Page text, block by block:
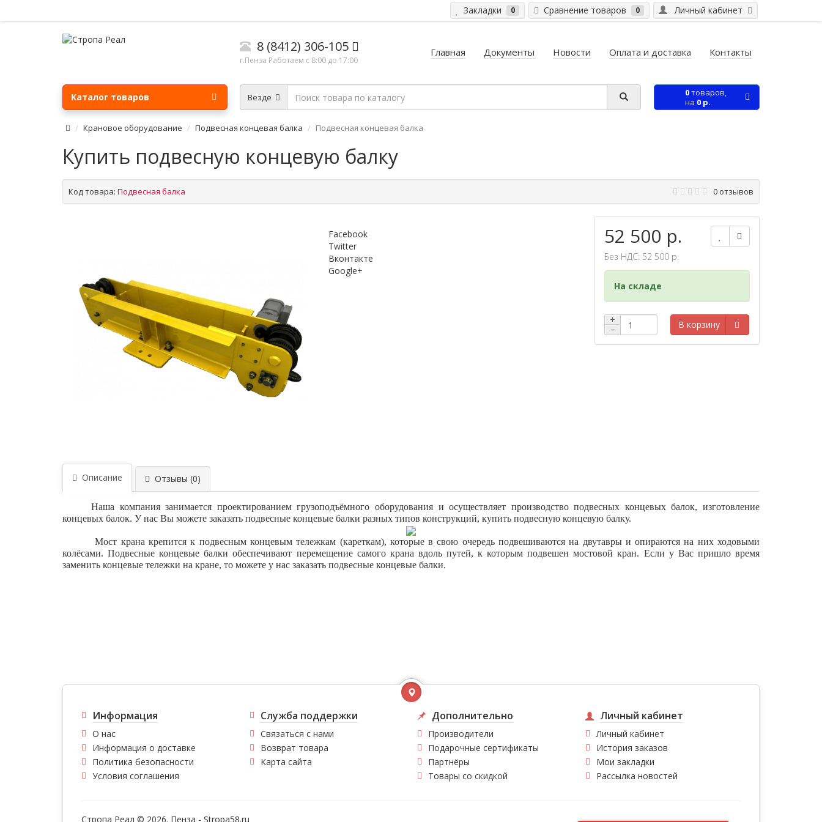
Личный кабинет
Закладки 0 Сравнение товаров 0
8 (8412) 306-105
г.Пенза Работаем c 8:00 до 17:00
Главная Документы Новости Оплата и доставка Контакты
Везде 0товаров,
на 0 р.
Каталог товаров
Крановое оборудование Подвесная концевая балка Подвесная концевая балка
Купить подвесную концевую балку
Код товара: Подвесная балка 0 отзывов
Facebook
Twitter
Вконтакте
Google+
52 500 р.
Без НДС: 52 500 р.
На складе
+
−
В корзину
Описание Отзывы (0)
Наша компания занимается проектированием грузоподъёмного оборудования и осуществляет производство подвесных концевых балок, изготовление
концевых балок. У нас Вы можете заказать подвесные концевые балки разных типов конструкций, купить подвесную концевую балку.
Мост крана крепится к подвесным концевым тележкам (кареткам), которые в свою очередь подвешиваются на двутавры и опираются на них ходовыми
колёсами. Подвесные концевые балки обеспечивают перемещение самого крана вдоль путей, к которым подвешен мостовой кран. Если у Вас пришло время
заменить концевые тележки на кране, то можете у нас заказать подвесные концевые балки.
Информация
О нас
Информация о доставке
Политика безопасности
Условия соглашения
Служба поддержки
Связаться с нами
Возврат товара
Карта сайта
Дополнительно
Производители
Подарочные сертификаты
Партнёры
Товары со скидкой
Личный кабинет
Личный кабинет
История заказов
Мои закладки
Рассылка новостей
Стропа Реал © 2026. Пенза - Stropa58.ru